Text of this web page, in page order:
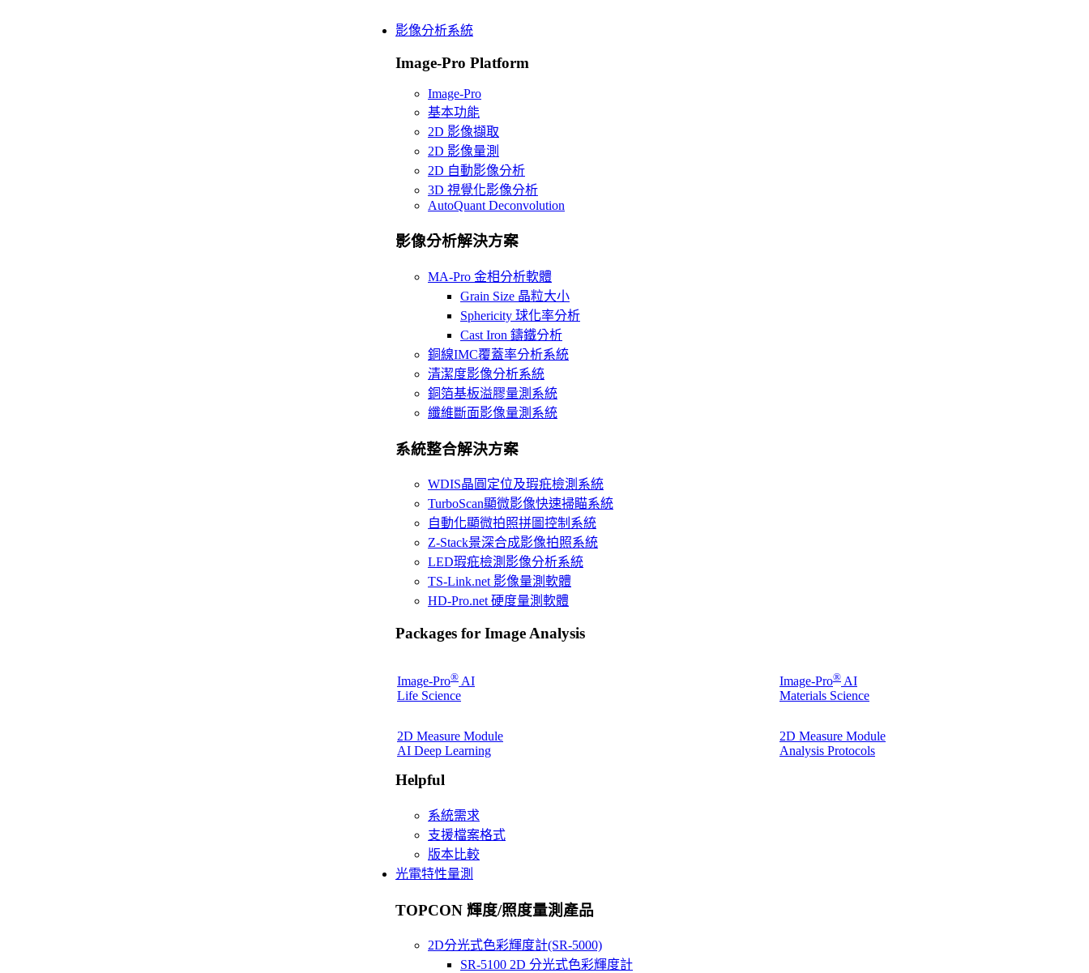
影像分析系統
Image-Pro Platform
Image-Pro
基本功能
2D 影像擷取
2D 影像量測
2D 自動影像分析
3D 視覺化影像分析
AutoQuant Deconvolution
影像分析解決方案
MA-Pro 金相分析軟體
Grain Size 晶粒大小
Sphericity 球化率分析
Cast Iron 鑄鐵分析
銅線IMC覆蓋率分析系統
清潔度影像分析系統
銅箔基板溢膠量測系統
纖維斷面影像量測系統
系統整合解決方案
WDIS晶圓定位及瑕疪檢測系統
TurboScan顯微影像快速掃瞄系統
自動化顯微拍照拼圖控制系統
Z-Stack景深合成影像拍照系統
LED瑕疪檢測影像分析系統
TS-Link.net 影像量測軟體
HD-Pro.net 硬度量測軟體
Packages for Image Analysis
Image-Pro® AI
Life Science
Image-Pro® AI
Materials Science
2D Measure Module
AI Deep Learning
2D Measure Module
Analysis Protocols
Helpful
系統需求
支援檔案格式
版本比較
光電特性量測
TOPCON 輝度/照度量測產品
2D分光式色彩輝度計(SR-5000)
SR-5100 2D 分光式色彩輝度計